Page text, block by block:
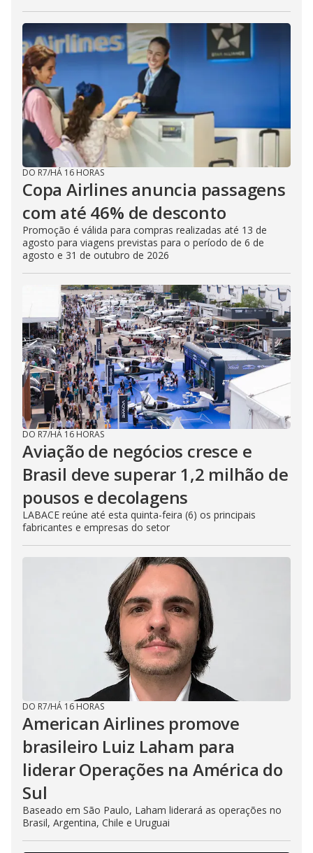
DO R7/HÁ 16 HORAS
Copa Airlines anuncia passagens
com até 46% de desconto
Promoção é válida para compras realizadas até 13 de
agosto para viagens previstas para o período de 6 de
agosto e 31 de outubro de 2026
DO R7/HÁ 16 HORAS
Aviação de negócios cresce e
Brasil deve superar 1,2 milhão de
pousos e decolagens
LABACE reúne até esta quinta-feira (6) os principais
fabricantes e empresas do setor
DO R7/HÁ 16 HORAS
American Airlines promove
brasileiro Luiz Laham para
liderar Operações na América do
Sul
Baseado em São Paulo, Laham liderará as operações no
Brasil, Argentina, Chile e Uruguai